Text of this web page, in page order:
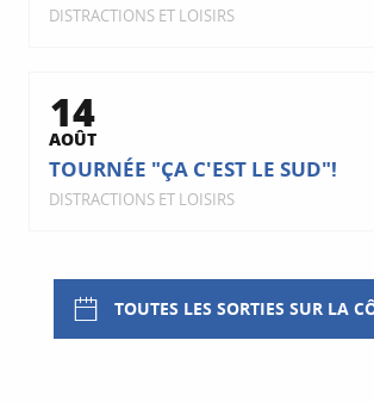
DISTRACTIONS ET LOISIRS
14
AOÛT
TOURNÉE "ÇA C'EST LE SUD"!
DISTRACTIONS ET LOISIRS
TOUTES LES SORTIES SUR LA